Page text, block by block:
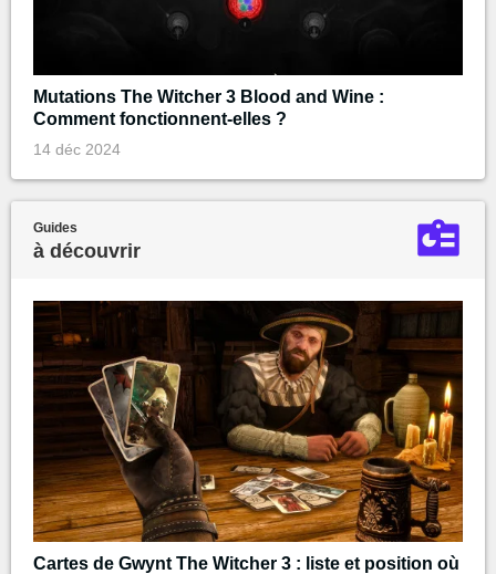
Mutations The Witcher 3 Blood and Wine :
Comment fonctionnent-elles ?
14 déc 2024
Guides
à découvrir
Cartes de Gwynt The Witcher 3 : liste et position où